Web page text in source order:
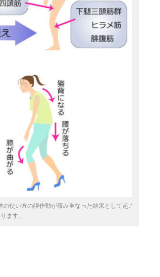
使い方の誤作動が積み重なった結果として起こ
ります。